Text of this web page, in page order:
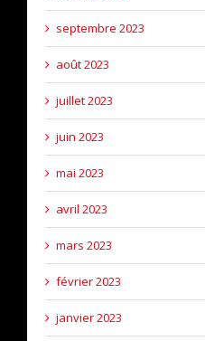
septembre 2023
août 2023
juillet 2023
juin 2023
mai 2023
avril 2023
mars 2023
février 2023
janvier 2023